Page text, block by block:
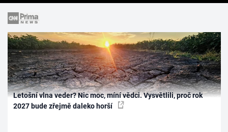
Letošní vlna veder? Nic moc, míní vědci. Vysvětlili, proč rok
2027 bude zřejmě daleko horší